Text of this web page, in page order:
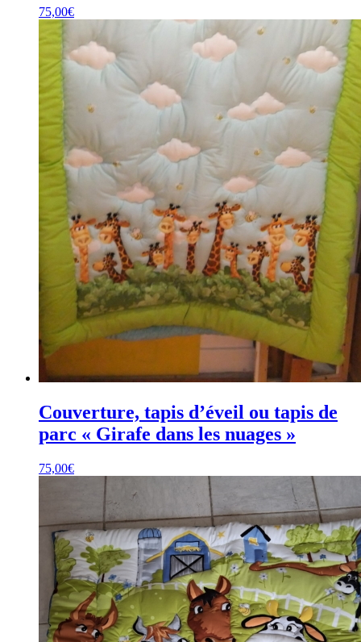
75,00€
Couverture, tapis d’éveil ou tapis de
parc « Girafe dans les nuages »
75,00€